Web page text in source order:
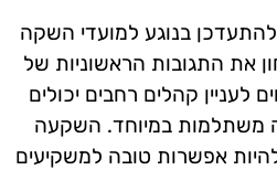
בנוגע למועדי השקה
את התגובות הראשוניות של
לעניין קהלים רחבים יכולים
משתלמות במיוחד. השקעה
אפשרות טובה למשקיעים